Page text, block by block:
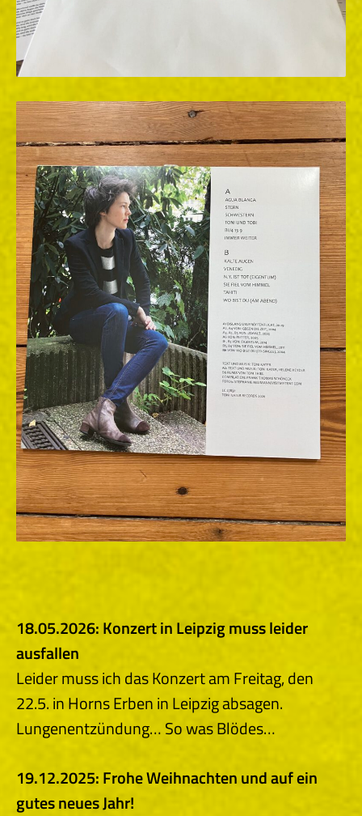
18.05.2026: Konzert in Leipzig muss leider
ausfallen
Leider muss ich das Konzert am Freitag, den
22.5. in Horns Erben in Leipzig absagen.
Lungenentzündung… So was Blödes…
19.12.2025: Frohe Weihnachten und auf ein
gutes neues Jahr!